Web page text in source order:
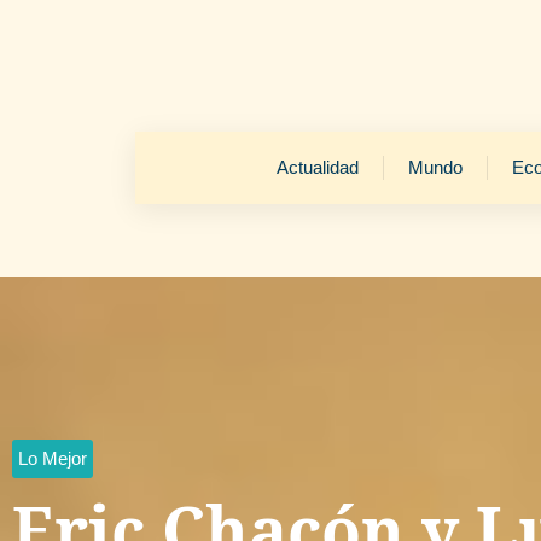
Actualidad Mundo
Lo Mejor